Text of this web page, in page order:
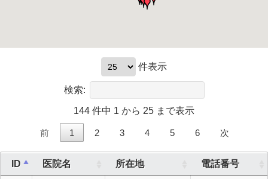
件表示
検索:
144 件中 1 から 25 まで表示
前 1 2 3 4 5 6 次
ID 医院名 所在地 電話番号